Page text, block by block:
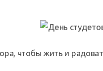
чтобы жить и